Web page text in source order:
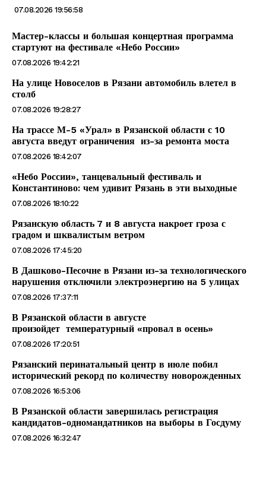
07.08.2026 19:56:58
Мастер-классы и большая концертная программа
стартуют на фестивале «Небо России»
07.08.2026 19:42:21
На улице Новоселов в Рязани автомобиль влетел в
столб
07.08.2026 19:28:27
На трассе М-5 «Урал» в Рязанской области с 10
августа введут ограничения из-за ремонта моста
07.08.2026 18:42:07
«Небо России», танцевальный фестиваль и
Константиново: чем удивит Рязань в эти выходные
07.08.2026 18:10:22
Рязанскую область 7 и 8 августа накроет гроза с
градом и шквалистым ветром
07.08.2026 17:45:20
В Дашково-Песочне в Рязани из-за технологического
нарушения отключили электроэнергию на 5 улицах
07.08.2026 17:37:11
В Рязанской области в августе
произойдет температурный «провал в осень»
07.08.2026 17:20:51
Рязанский перинатальный центр в июле побил
исторический рекорд по количеству новорожденных
07.08.2026 16:53:06
В Рязанской области завершилась регистрация
кандидатов-одномандатников на выборы в Госдуму
07.08.2026 16:32:47